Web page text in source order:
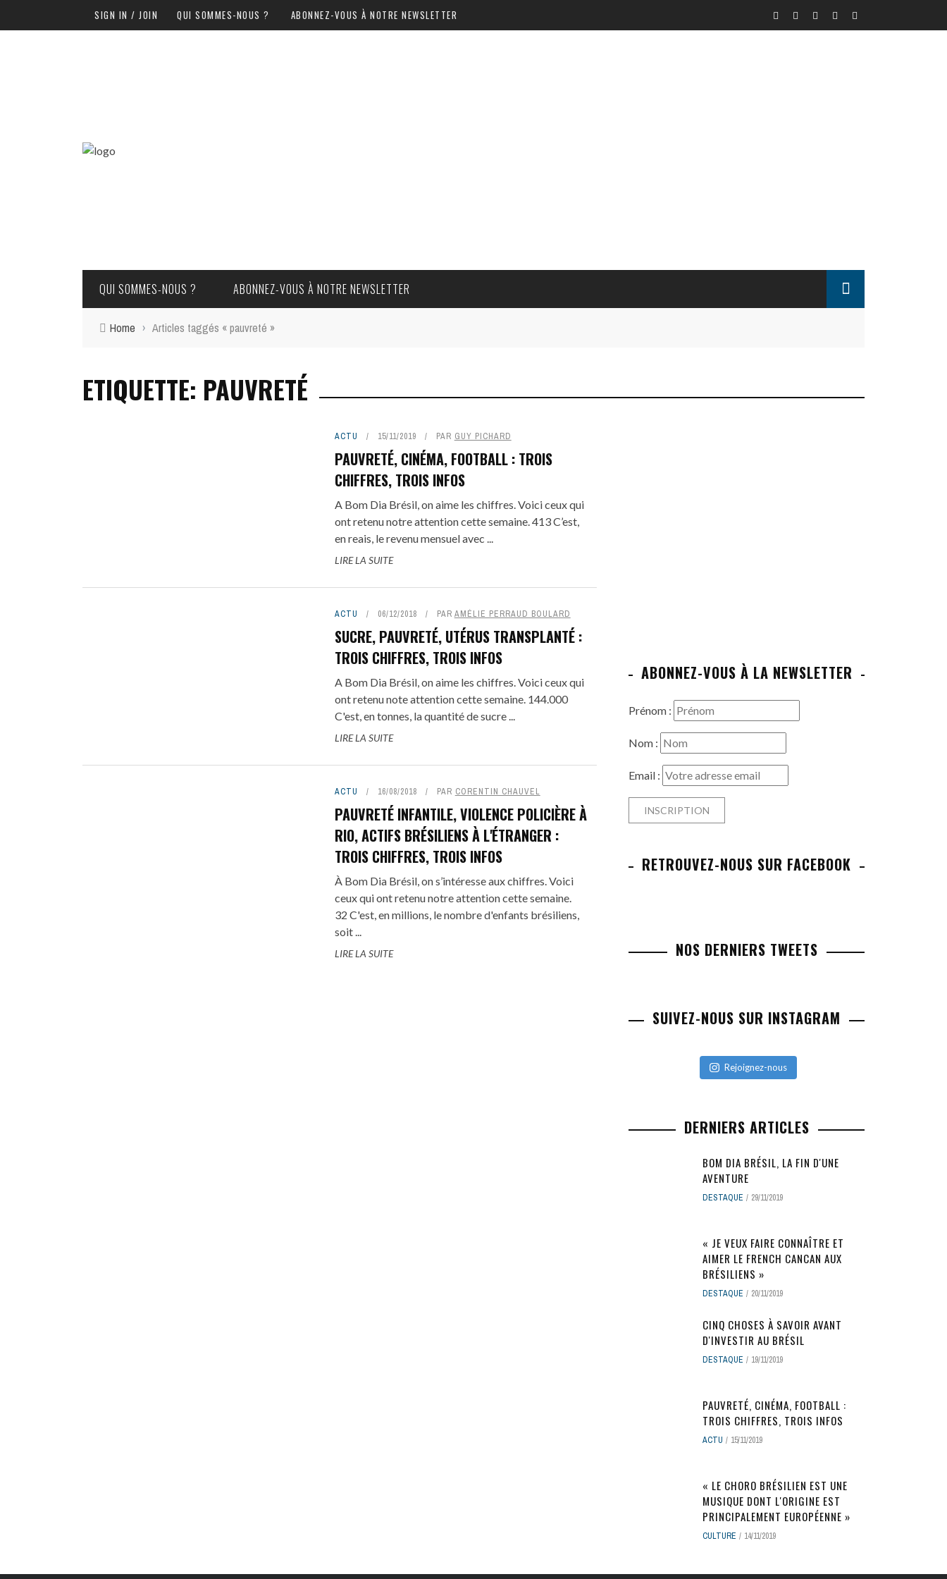
SIGN IN / JOIN QUI SOMMES-NOUS ? ABONNEZ-VOUS À NOTRE NEWSLETTER
QUI SOMMES-NOUS ? ABONNEZ-VOUS À NOTRE NEWSLETTER
Home › Articles taggés « pauvreté »
ETIQUETTE: PAUVRETÉ
ACTU 15/11/2019 PAR GUY PICHARD
PAUVRETÉ, CINÉMA, FOOTBALL : TROIS
CHIFFRES, TROIS INFOS
A Bom Dia Brésil, on aime les chiffres. Voici ceux qui
ont retenu notre attention cette semaine. 413 C’est,
en reais, le revenu mensuel avec ...
LIRE LA SUITE
ACTU 06/12/2018 PAR AMÉLIE PERRAUD BOULARD
SUCRE, PAUVRETÉ, UTÉRUS TRANSPLANTÉ :
TROIS CHIFFRES, TROIS INFOS
A Bom Dia Brésil, on aime les chiffres. Voici ceux qui
ont retenu note attention cette semaine. 144.000
C'est, en tonnes, la quantité de sucre ...
LIRE LA SUITE
ACTU 16/08/2018 PAR CORENTIN CHAUVEL
PAUVRETÉ INFANTILE, VIOLENCE POLICIÈRE À
RIO, ACTIFS BRÉSILIENS À L'ÉTRANGER :
TROIS CHIFFRES, TROIS INFOS
À Bom Dia Brésil, on s’intéresse aux chiffres. Voici
ceux qui ont retenu notre attention cette semaine.
32 C'est, en millions, le nombre d'enfants brésiliens,
soit ...
LIRE LA SUITE
ABONNEZ-VOUS À LA NEWSLETTER
Prénom :
Nom :
Email :
RETROUVEZ-NOUS SUR FACEBOOK
NOS DERNIERS TWEETS
SUIVEZ-NOUS SUR INSTAGRAM
Rejoignez-nous
DERNIERS ARTICLES
BOM DIA BRÉSIL, LA FIN D'UNE
AVENTURE
DESTAQUE 29/11/2019
« JE VEUX FAIRE CONNAÎTRE ET
AIMER LE FRENCH CANCAN AUX
BRÉSILIENS »
DESTAQUE 20/11/2019
CINQ CHOSES À SAVOIR AVANT
D'INVESTIR AU BRÉSIL
DESTAQUE 19/11/2019
PAUVRETÉ, CINÉMA, FOOTBALL :
TROIS CHIFFRES, TROIS INFOS
ACTU 15/11/2019
« LE CHORO BRÉSILIEN EST UNE
MUSIQUE DONT L'ORIGINE EST
PRINCIPALEMENT EUROPÉENNE »
CULTURE 14/11/2019